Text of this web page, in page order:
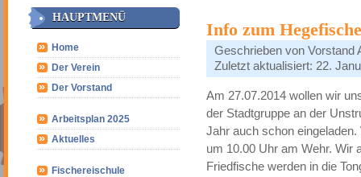
HAUPTMENÜ
Home
Der Verein
Der Vorstand
Arbeitsplan 2025
Aktuelles
Fischereischule
Info zum
Geschrieben von Vorstand
Zuletzt aktualisiert: 22.
Am 27.07.2014 wollen wir
der Stadtgruppe an der
Jahr auch schon
um 10.00 Uhr am Wehr. Wir
Friedfische werden in die